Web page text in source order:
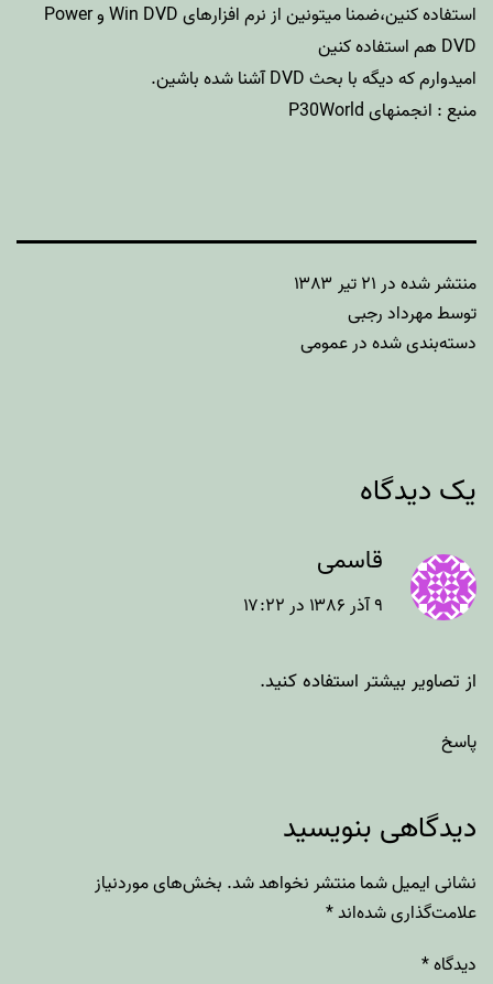
استفاده کنین،ضمنا میتونین از نرم افزارهای Win DVD و Power
DVD هم استفاده کنین
امیدوارم که دیگه با بحث DVD آشنا شده باشین.
منبع : انجمنهای P30World
منتشر شده در ۲۱ تیر ۱۳۸۳
توسطمهرداد رجبی
دسته‌بندی شده درعمومی
یک دیدگاه
قاسمی
۹ آذر ۱۳۸۶ در ۱۷:۲۲
از تصاویر بیشتر استفاده کنید.
پاسخ
دیدگاهی بنویسید
نشانی ایمیل شما منتشر نخواهد شد. بخش‌های موردنیاز
علامت‌گذاری شده‌اند*
دیدگاه*